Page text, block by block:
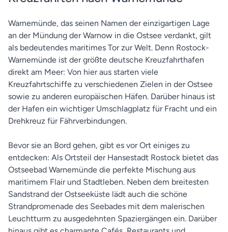
Warnemünde, das seinen Namen der einzigartigen Lage
an der Mündung der Warnow in die Ostsee verdankt, gilt
als bedeutendes maritimes Tor zur Welt. Denn Rostock-
Warnemünde ist der größte deutsche Kreuzfahrthafen
direkt am Meer: Von hier aus starten viele
Kreuzfahrtschiffe zu verschiedenen Zielen in der Ostsee
sowie zu anderen europäischen Häfen. Darüber hinaus ist
der Hafen ein wichtiger Umschlagplatz für Fracht und ein
Drehkreuz für Fährverbindungen.
Bevor sie an Bord gehen, gibt es vor Ort einiges zu
entdecken: Als Ortsteil der Hansestadt Rostock bietet das
Ostseebad Warnemünde die perfekte Mischung aus
maritimem Flair und Stadtleben. Neben dem breitesten
Sandstrand der Ostseeküste lädt auch die schöne
Strandpromenade des Seebades mit dem malerischen
Leuchtturm zu ausgedehnten Spaziergängen ein. Darüber